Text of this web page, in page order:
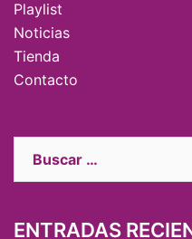
Playlist
Noticias
Tienda
Contacto
ENTRADAS